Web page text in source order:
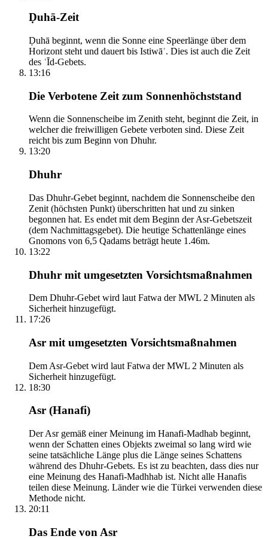
Ḍuhā-Zeit
Ḍuhā beginnt, wenn die Sonne eine Speerlänge über dem
Horizont steht und dauert bis Istiwāʾ. Dies ist auch die Zeit
des ʿĪd-Gebets.
13:16
Die Verbotene Zeit zum Sonnenhöchststand
Wenn die Sonnenscheibe im Zenith steht, beginnt die Zeit, in
welcher die freiwilligen Gebete verboten sind. Diese Zeit
reicht bis zum Beginn von Dhuhr.
13:20
Dhuhr
Das Dhuhr-Gebet beginnt, nachdem die Sonnenscheibe den
Zenit (höchsten Punkt) überschritten hat und zu sinken
begonnen hat. Es endet mit dem Beginn der Asr-Gebetszeit
(dem Nachmittagsgebet). Die heutige Schattenlänge eines
Gnomons von 6,5 Qadams beträgt heute 1.46m.
13:22
Dhuhr mit umgesetzten Vorsichtsmaßnahmen
Dem Dhuhr-Gebet wird laut Fatwa der MWL 2 Minuten als
Sicherheit hinzugefügt.
17:26
Asr mit umgesetzten Vorsichtsmaßnahmen
Dem Asr-Gebet wird laut Fatwa der MWL 2 Minuten als
Sicherheit hinzugefügt.
18:30
Asr (Hanafi)
Der Asr gemäß einer Meinung im Hanafi-Madhab beginnt,
wenn der Schatten eines Objekts zweimal so lang wird wie
seine tatsächliche Länge plus die Länge seines Schattens
während des Dhuhr-Gebets. Es ist zu beachten, dass dies nur
eine Meinung des Hanafi-Madhhab ist. Nicht alle Hanafis
teilen diese Meinung. Länder wie die Türkei verwenden diese
Methode nicht.
20:11
Das Ende von Asr